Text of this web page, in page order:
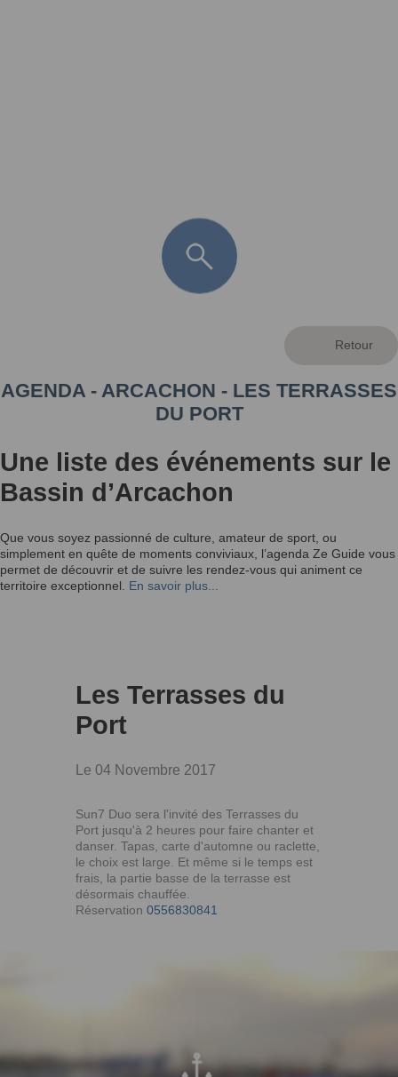
AGENDA - ARCACHON - LES TERRASSES
DU PORT
Une liste des événements sur le
Bassin d’Arcachon
Que vous soyez passionné de culture, amateur de sport, ou
simplement en quête de moments conviviaux, l’agenda Ze Guide vous
permet de découvrir et de suivre les rendez-vous qui animent ce
territoire exceptionnel. En savoir plus...
Les Terrasses du
Port
Le 04 Novembre 2017
Sun7 Duo sera l'invité des Terrasses du
Port jusqu'à 2 heures pour faire chanter et
danser. Tapas, carte d'automne ou raclette,
le choix est large. Et même si le temps est
frais, la partie basse de la terrasse est
désormais chauffée.
Réservation 0556830841